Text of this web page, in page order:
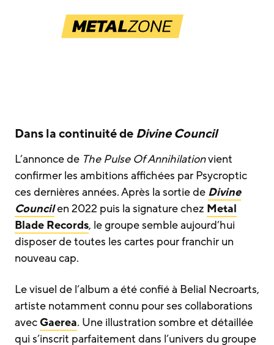
Dans la continuité de Divine Council
L’annonce de The Pulse Of Annihilationvient
confirmer les ambitions affichées par Psycroptic
ces dernières années. Après la sortie de Divine
Councilen 2022 puis la signature chez Metal
Blade Records, le groupe semble aujourd’hui
disposer de toutes les cartes pour franchir un
nouveau cap.
Le visuel de l’album a été confié à Belial Necroarts,
artiste notamment connu pour ses collaborations
avecGaerea. Une illustration sombre et détaillée
qui s’inscrit parfaitement dans l’univers du groupe